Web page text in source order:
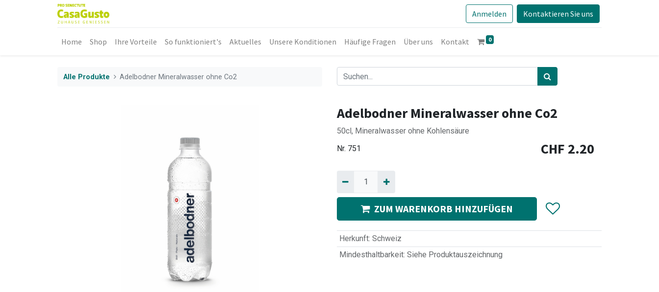
Anmelden Kontaktieren Sie uns
Home Shop Ihre Vorteile So funktioniert's Aktuelles Unsere Konditionen Häufige Fragen Über uns Kontakt 0
Alle Produkte Adelbodner Mineralwasser ohne Co2
Adelbodner Mineralwasser ohne Co2
50cl, Mineralwasser ohne Kohlensäure
Nr. 751 CHF 2.20
ZUM WARENKORB HINZUFÜGEN
Herkunft: Schweiz
Mindesthaltbarkeit: Siehe Produktauszeichnung